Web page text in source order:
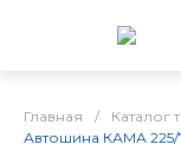
Главная / Каталог
Автошина КАМА 225/